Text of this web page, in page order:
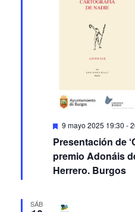
Featured
9 mayo 2025 19:30 -
Presentación de
premio Adonáis
Herrero. Burgos
SÁB